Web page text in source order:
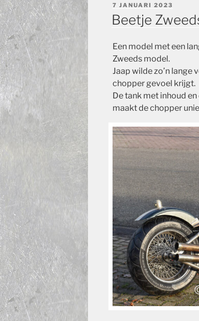
GEPLAATST
OP
7 JANUARI 2023
Beetje
Een model met een
Zweeds model.
Jaap wilde zo’n lange
chopper gevoel krijgt.
De tank met inhoud
maakt de chopper